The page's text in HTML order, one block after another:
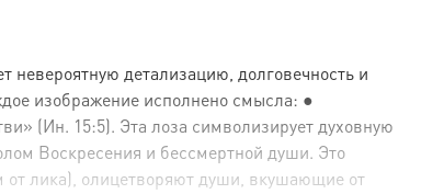
детализацию, долговечность и
изображение исполнено смысла: ●
(Ин. 15:5). Эта лоза символизирует духовную
Воскресения и бессмертной души. Это
от лика), олицетворяют души, вкушающие от